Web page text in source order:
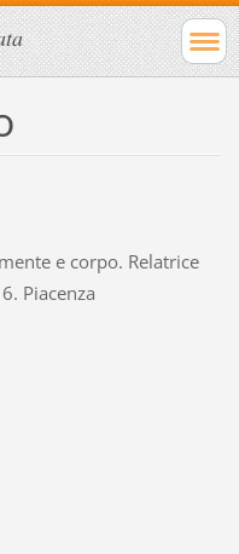
e corpo. Relatrice
Piacenza